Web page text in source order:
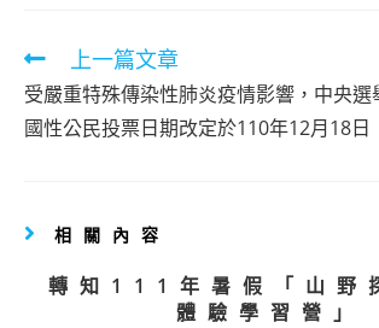
Read
more
articles
上一篇文章
受嚴重特殊傳染性肺炎疫情影響，中央選
國性公民投票日期改定於110年12月18日
相關內容
轉知111年暑假「山野
體驗學習營」